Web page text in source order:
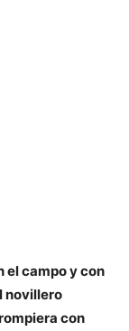
el campo y con
novillero
con